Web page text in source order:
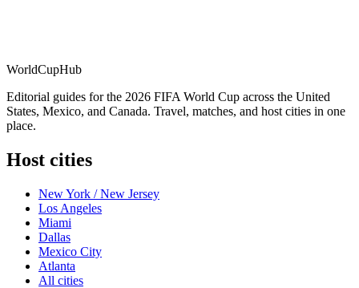
WorldCupHub
Editorial guides for the 2026 FIFA World Cup across the United
States, Mexico, and Canada. Travel, matches, and host cities in one
place.
Host cities
New York / New Jersey
Los Angeles
Miami
Dallas
Mexico City
Atlanta
All cities